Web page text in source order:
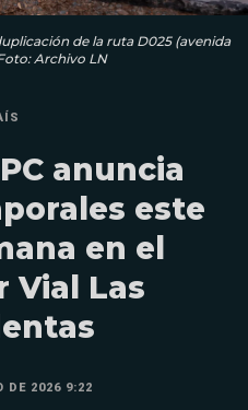
de la ruta D025 (avenida
Archivo LN
anuncia
este
en el
Vial Las
DE 2026 9:22